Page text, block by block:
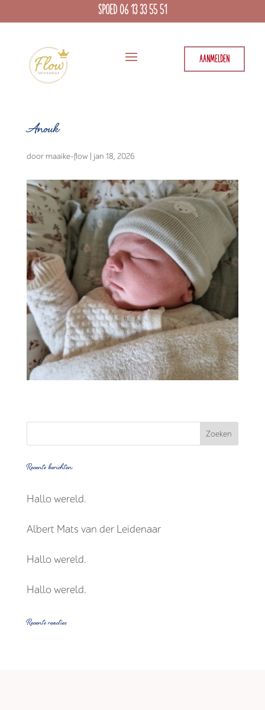
SPOED 06 13 33 55 51
AANMELDEN
Anouk
door maaike-flow | jan 18, 2026
Recente berichten
Hallo wereld.
Albert Mats van der Leidenaar
Hallo wereld.
Hallo wereld.
Recente reacties